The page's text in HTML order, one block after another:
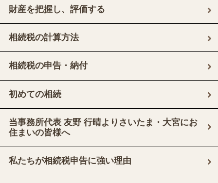
財産を把握し、評価する
相続税の計算方法
相続税の申告・納付
初めての相続
当事務所代表 友野 行晴よりさいたま・大宮にお
住まいの皆様へ
私たちが相続税申告に強い理由